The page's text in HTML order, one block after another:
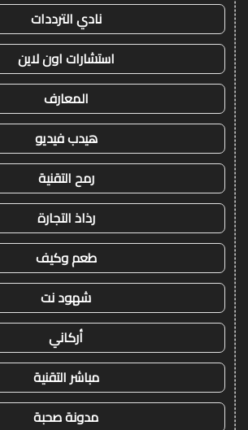
نادي الترددات
استشارات اون لاين
المعارف
هيدب فيديو
رمح التقنية
رذاذ التجارة
طعم وكيف
شهود نت
أركاني
مباشر التقنية
مدونة صحبة